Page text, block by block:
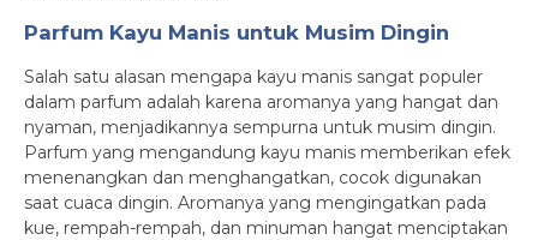
Parfum Kayu Manis untuk Musim Dingin
Salah satu alasan mengapa kayu manis sangat populer
dalam parfum adalah karena aromanya yang hangat dan
nyaman, menjadikannya sempurna untuk musim dingin.
Parfum yang mengandung kayu manis memberikan efek
menenangkan dan menghangatkan, cocok digunakan
saat cuaca dingin. Aromanya yang mengingatkan pada
kue, rempah-rempah, dan minuman hangat menciptakan